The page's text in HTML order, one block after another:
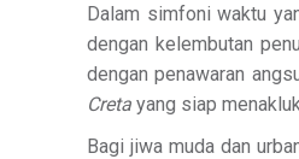
Dalam simfoni waktu
dengan kelembutan
dengan penawaran
Creta yang siap
Bagi jiwa muda dan